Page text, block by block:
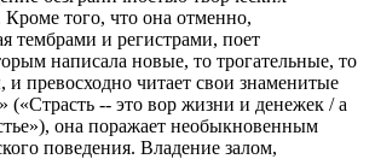
того, что она отменно,
тембрами и регистрами, поет
написала новые, то трогательные, то
превосходно читает свои знаменитые
(«Страсть -- это вор жизни и денежек / а
она поражает необыкновенным
поведения. Владение залом,